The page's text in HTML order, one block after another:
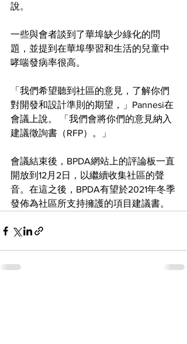
說。
一些與會者談到了華埠缺少綠化的問
題，並提到在華埠學習和生活的兒童中
哮喘發病率很高。
「我們希望聽到社區的意見，了解你們
對開發和設計準則的期望，」Pannesi在
會議上說。 「我們會將你們的意見納入
建議徵詢書（RFP）。」
會議結束後，BPDA網站上的評論板一直
開放到12月2日，以繼續收集社區的聲
音。在這之後，BPDA有望於2021年冬季
發佈為社區所支持擁護的項目建議書。